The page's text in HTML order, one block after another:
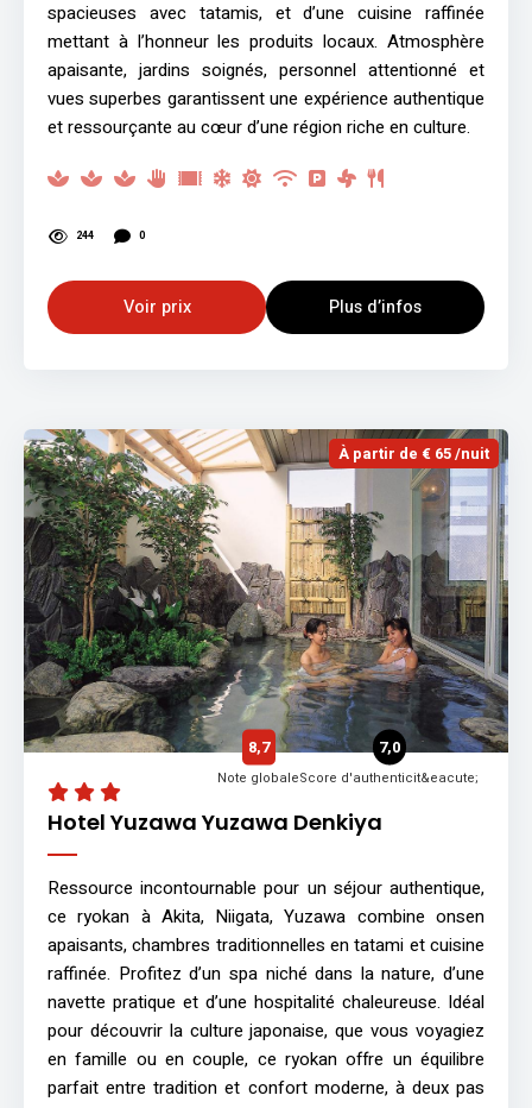
spacieuses avec tatamis, et d’une cuisine raffinée
mettant à l’honneur les produits locaux. Atmosphère
apaisante, jardins soignés, personnel attentionné et
vues superbes garantissent une expérience authentique
et ressourçante au cœur d’une région riche en culture.
244 0
Voir prix Plus d’infos
À partir de € 65 /nuit
Hotel Yuzawa Yuzawa Denkiya
8,7
Note globale
7,0
Score d'authenticit&eacute;
Ressource incontournable pour un séjour authentique,
ce ryokan à Akita, Niigata, Yuzawa combine onsen
apaisants, chambres traditionnelles en tatami et cuisine
raffinée. Profitez d’un spa niché dans la nature, d’une
navette pratique et d’une hospitalité chaleureuse. Idéal
pour découvrir la culture japonaise, que vous voyagiez
en famille ou en couple, ce ryokan offre un équilibre
parfait entre tradition et confort moderne, à deux pas